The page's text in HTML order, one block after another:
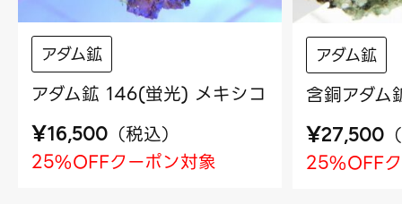
アダム鉱
アダム鉱 146(蛍光) メキシコ
¥16,500 （税込）
25%OFFクーポン対象
アダム鉱
含銅アダ
¥27,500 （
25%OFF